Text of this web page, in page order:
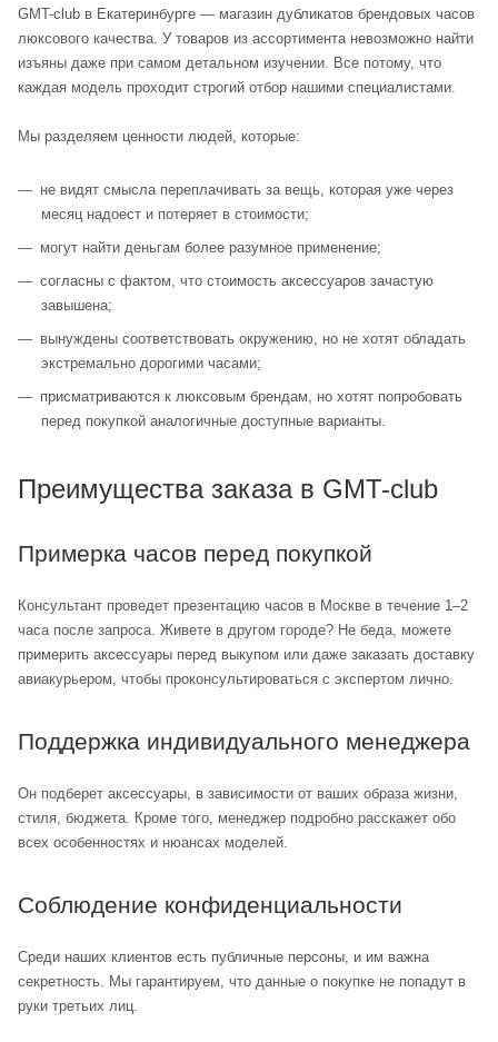
GMT-club в Екатеринбурге — магазин дубликатов брендовых часов
люксового качества. У товаров из ассортимента невозможно найти
изъяны даже при самом детальном изучении. Все потому, что
каждая модель проходит строгий отбор нашими специалистами.
Мы разделяем ценности людей, которые:
не видят смысла переплачивать за вещь, которая уже через
месяц надоест и потеряет в стоимости;
могут найти деньгам более разумное применение;
согласны с фактом, что стоимость аксессуаров зачастую
завышена;
вынуждены соответствовать окружению, но не хотят обладать
экстремально дорогими часами;
присматриваются к люксовым брендам, но хотят попробовать
перед покупкой аналогичные доступные варианты.
Преимущества заказа в GMT-club
Примерка часов перед покупкой
Консультант проведет презентацию часов в Москве в течение 1–2
часа после запроса. Живете в другом городе? Не беда, можете
примерить аксессуары перед выкупом или даже заказать доставку
авиакурьером, чтобы проконсультироваться с экспертом лично.
Поддержка индивидуального менеджера
Он подберет аксессуары, в зависимости от ваших образа жизни,
стиля, бюджета. Кроме того, менеджер подробно расскажет обо
всех особенностях и нюансах моделей.
Соблюдение конфиденциальности
Среди наших клиентов есть публичные персоны, и им важна
секретность. Мы гарантируем, что данные о покупке не попадут в
руки третьих лиц.